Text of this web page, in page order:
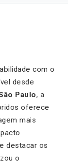
com o
desde
Paulo, a
oferece
mais
destacar os
o